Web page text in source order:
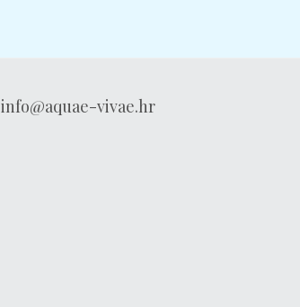
info@aquae-vivae.hr